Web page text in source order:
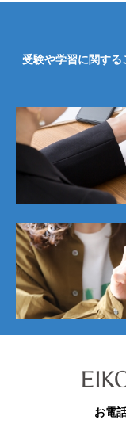
受験や学習に関する
お電